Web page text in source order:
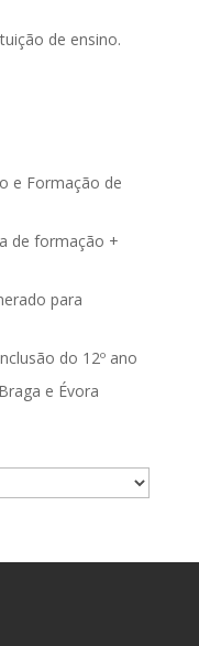
de ensino.
e Formação de
de formação +
para
do 12º ano
e Évora